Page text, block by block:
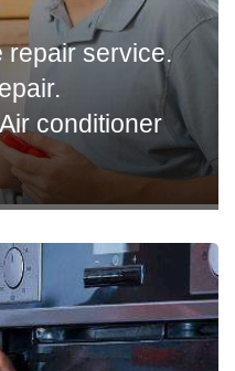
repair service.
conditioner